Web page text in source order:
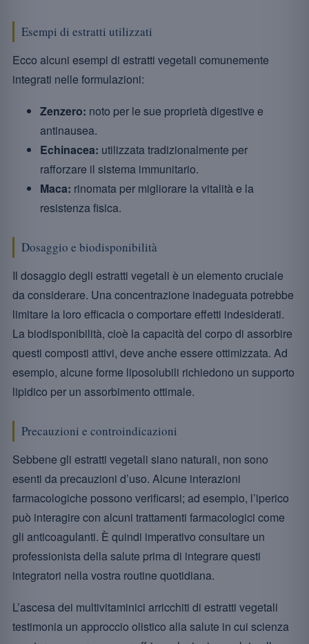
Esempi di estratti utilizzati
Ecco alcuni esempi di estratti vegetali comunemente
integrati nelle formulazioni:
Zenzero: noto per le sue proprietà digestive e
antinausea.
Echinacea: utilizzata tradizionalmente per
rafforzare il sistema immunitario.
Maca: rinomata per migliorare la vitalità e la
resistenza fisica.
Dosaggio e biodisponibilità
Il dosaggio degli estratti vegetali è un elemento cruciale
da considerare. Una concentrazione inadeguata potrebbe
limitare la loro efficacia o comportare effetti indesiderati.
La biodisponibilità, cioè la capacità del corpo di assorbire
questi composti attivi, deve anche essere ottimizzata. Ad
esempio, alcune forme liposolubili richiedono un supporto
lipidico per un assorbimento ottimale.
Precauzioni e controindicazioni
Sebbene gli estratti vegetali siano naturali, non sono
esenti da precauzioni d’uso. Alcune interazioni
farmacologiche possono verificarsi; ad esempio, l’iperico
può interagire con alcuni trattamenti farmacologici come
gli anticoagulanti. È quindi imperativo consultare un
professionista della salute prima di integrare questi
integratori nella vostra routine quotidiana.
L’ascesa dei multivitaminici arricchiti di estratti vegetali
testimonia un approccio olistico alla salute in cui scienza